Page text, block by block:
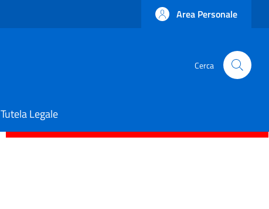
Area Personale
Cerca
Tutela Legale